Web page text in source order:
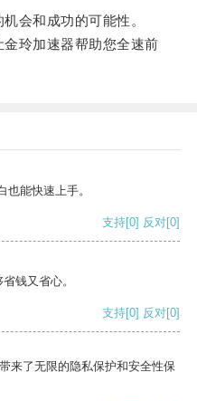
会和成功的可能性。
玲加速器帮助您全速前
能快速上手。
支持[0] 反对[0]
钱又省心。
支持[0] 反对[0]
来了无限的隐私保护和安全性保